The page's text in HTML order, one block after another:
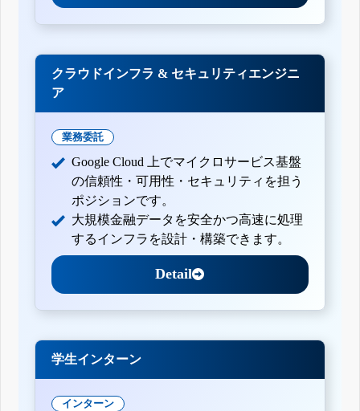
クラウドインフラ & セキュリティエンジニ
ア
業務委託
Google Cloud 上でマイクロサービス基盤
の信頼性・可用性・セキュリティを担う
ポジションです。
大規模金融データを安全かつ高速に処理
するインフラを設計・構築できます。
Detail
学生インターン
インターン